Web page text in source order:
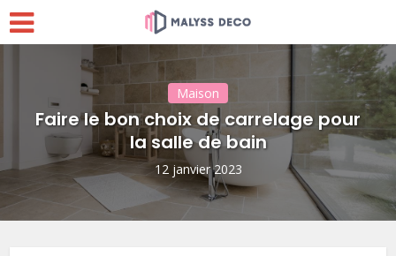
Maison
Faire le bon choix de carrelage pour
la salle de bain
12 janvier 2023